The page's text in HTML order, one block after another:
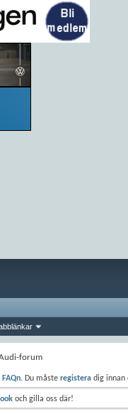
forum
FAQn. Du måste registera dig innan
och gilla oss där!